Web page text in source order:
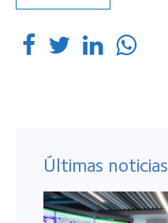
Últimas noticias